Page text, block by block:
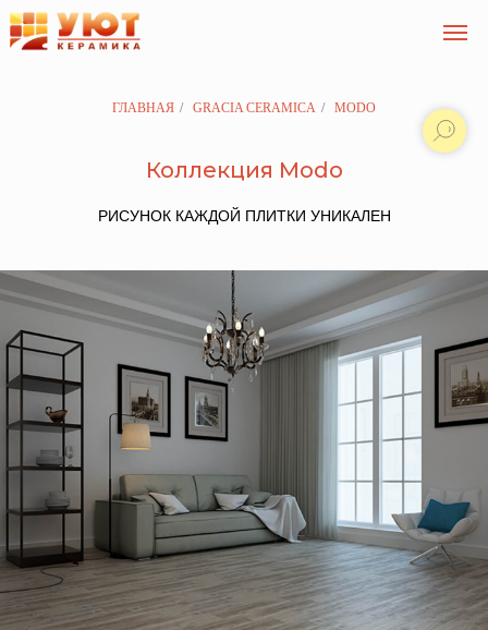
ГЛАВНАЯ / GRACIA CERAMICA / MODO
Коллекция Modo
РИСУНОК КАЖДОЙ ПЛИТКИ УНИКАЛЕН